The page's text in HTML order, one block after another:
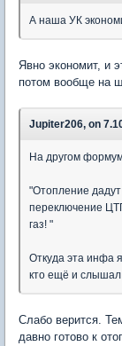
А наша УК
Явно экономит, и
потом вообще на
Jupiter206, on
На другом
"Отопление
переключение
газ! "
Откуда эта инфа
кто ещё и слышал
Слабо верится.
давно готово к